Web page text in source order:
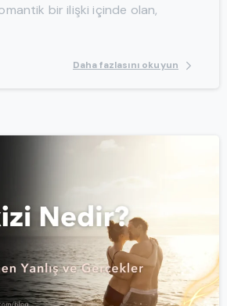
bir ilişki içinde olan,
Daha fazlasını okuyun